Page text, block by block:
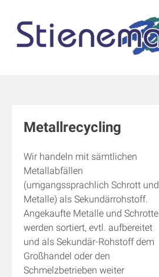
content
Metallrecycling
Wir handeln mit sämtlichen
Metallabfällen
(umgangssprachlich Schrott und
Metalle) als Sekundärrohstoff.
Angekaufte Metalle und Schrotte
werden sortiert, evtl. aufbereitet
und als Sekundär-Rohstoff dem
Großhandel oder den
Schmelzbetrieben weiter